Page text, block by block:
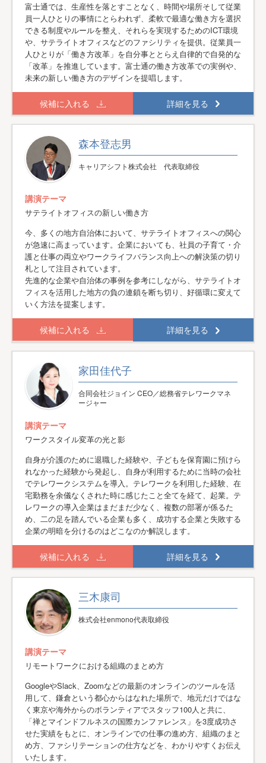
富士通では、生産性を落とすことなく、時間や場所そして従業
員一人ひとりの事情にとらわれず、柔軟で最適な働き方を選択
できる制度やルールを整え、それらを実現するためのICT環境
や、サテライトオフィスなどのファシリティを提供。従業員一
人ひとりが「働き方改革」を自分事ととらえ自律的で自発的な
「改革」を推進しています。富士通の働き方改革での実例や、
未来の新しい働き方のデザインを提唱します。
候補に入れる 詳細を見る
森本登志男
キャリアシフト株式会社 代表取締役
講演テーマ
サテライトオフィスの新しい働き方
今、多くの地方自治体において、サテライトオフィスへの関心
が急速に高まっています。企業においても、社員の子育て・介
護と仕事の両立やワークライフバランス向上への解決策の切り
札として注目されています。
先進的な企業や自治体の事例を参考にしながら、サテライトオ
フィスを活用した地方の負の連鎖を断ち切り、好循環に変えて
いく方法を提案します。
候補に入れる 詳細を見る
家田佳代子
合同会社ジョイン CEO／総務省テレワークマネ
ージャー
講演テーマ
ワークスタイル変革の光と影
自身が介護のために退職した経験や、子どもを保育園に預けら
れなかった経験から発起し、自身が利用するために当時の会社
でテレワークシステムを導入。テレワークを利用した経験、在
宅勤務を余儀なくされた時に感じたこと全てを経て、起業。テ
レワークの導入企業はまだまだ少なく、複数の部署が係るた
め、二の足を踏んでいる企業も多く、成功する企業と失敗する
企業の明暗を分けるのはどこなのか解説します。
候補に入れる 詳細を見る
三木康司
株式会社enmono代表取締役
講演テーマ
リモートワークにおける組織のまとめ方
GoogleやSlack、Zoomなどの最新のオンラインのツールを活
用して、鎌倉という都心からはなれた場所で、地元だけではな
く東京や海外からのボランティアでスタッフ100人と共に、
「禅とマインドフルネスの国際カンファレンス」を3度成功さ
せた実績をもとに、オンラインでの仕事の進め方、組織のまと
め方、ファシリテーションの仕方などを、わかりやすくお伝え
いたします。